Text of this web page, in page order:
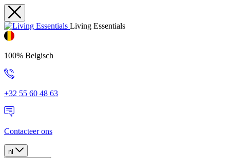
Living Essentials
100% Belgisch
+32 55 60 48 63
Contacteer ons
nl